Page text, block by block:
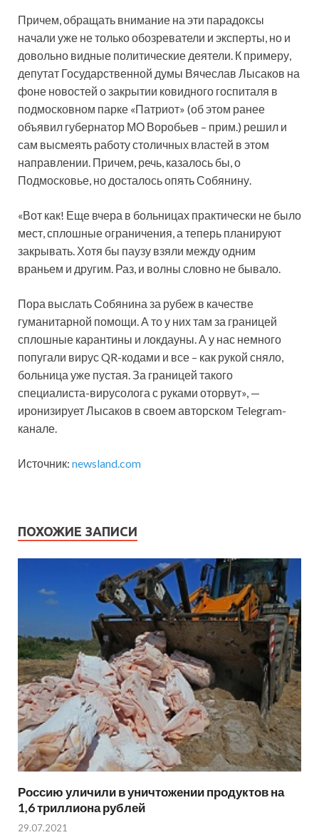
Причем, обращать внимание на эти парадоксы
начали уже не только обозреватели и эксперты, но и
довольно видные политические деятели. К примеру,
депутат Государственной думы Вячеслав Лысаков на
фоне новостей о закрытии ковидного госпиталя в
подмосковном парке «Патриот» (об этом ранее
объявил губернатор МО Воробьев – прим.) решил и
сам высмеять работу столичных властей в этом
направлении. Причем, речь, казалось бы, о
Подмосковье, но досталось опять Собянину.
«Вот как! Еще вчера в больницах практически не было
мест, сплошные ограничения, а теперь планируют
закрывать. Хотя бы паузу взяли между одним
враньем и другим. Раз, и волны словно не бывало.
Пора выслать Собянина за рубеж в качестве
гуманитарной помощи. А то у них там за границей
сплошные карантины и локдауны. А у нас немного
попугали вирус QR-кодами и все – как рукой сняло,
больница уже пустая. За границей такого
специалиста-вирусолога с руками оторвут», —
иронизирует Лысаков в своем авторском Telegram-
канале.
Источник: newsland.com
ПОХОЖИЕ ЗАПИСИ
Россию уличили в уничтожении продуктов на
1,6 триллиона рублей
29.07.2021